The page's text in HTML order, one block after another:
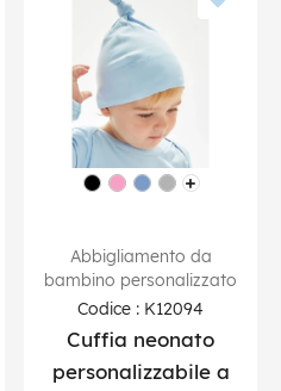
Abbigliamento da
bambino personalizzato
Codice : K12094
Cuffia neonato
personalizzabile a